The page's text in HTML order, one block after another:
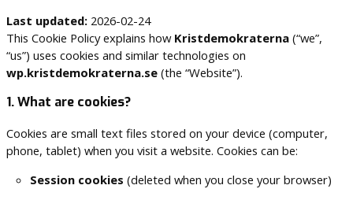
Last updated:2026-02-24
This Cookie Policy explains how Kristdemokraterna(“we”,
“us”) uses cookies and similar technologies on
wp.kristdemokraterna.se(the “Website”).
1. What are cookies?
Cookies are small text files stored on your device (computer,
phone, tablet) when you visit a website. Cookies can be:
Session cookies (deleted when you close your browser)